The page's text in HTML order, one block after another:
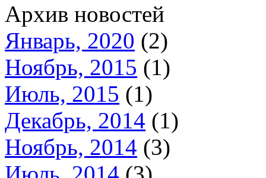
Архив новостей
Январь, 2020 (2)
Ноябрь, 2015 (1)
Июль, 2015 (1)
Декабрь, 2014 (1)
Ноябрь, 2014 (3)